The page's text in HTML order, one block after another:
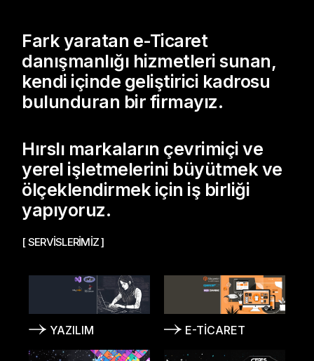
Fark yaratan e-Ticaret
danışmanlığı hizmetleri sunan,
kendi içinde geliştirici kadrosu
bulunduran bir firmayız.
Hırslı markaların çevrimiçi ve
yerel işletmelerini büyütmek ve
ölçeklendirmek için iş birliği
yapıyoruz.
[ SERVİSLERİMİZ ]
YAZILIM E-TICARET